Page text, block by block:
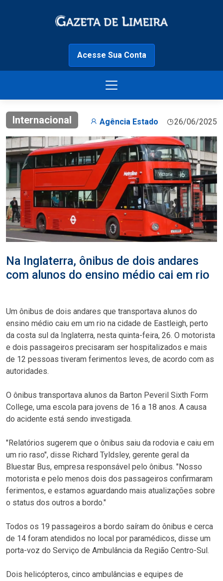
Acesse Sua Conta
Internacional Agência Estado 26/06/2025
Na Inglaterra, ônibus de dois andares
com alunos do ensino médio cai em rio
Um ônibus de dois andares que transportava alunos do
ensino médio caiu em um rio na cidade de Eastleigh, perto
da costa sul da Inglaterra, nesta quinta-feira, 26. O motorista
e dois passageiros precisaram ser hospitalizados e mais
de 12 pessoas tiveram ferimentos leves, de acordo com as
autoridades.
O ônibus transportava alunos da Barton Peveril Sixth Form
College, uma escola para jovens de 16 a 18 anos. A causa
do acidente está sendo investigada.
"Relatórios sugerem que o ônibus saiu da rodovia e caiu em
um rio raso", disse Richard Tyldsley, gerente geral da
Bluestar Bus, empresa responsável pelo ônibus. "Nosso
motorista e pelo menos dois dos passageiros confirmaram
ferimentos, e estamos aguardando mais atualizações sobre
o status dos outros a bordo."
Todos os 19 passageiros a bordo saíram do ônibus e cerca
de 14 foram atendidos no local por paramédicos, disse um
porta-voz do Serviço de Ambulância da Região Centro-Sul.
Dois helicópteros, cinco ambulâncias e equipes de